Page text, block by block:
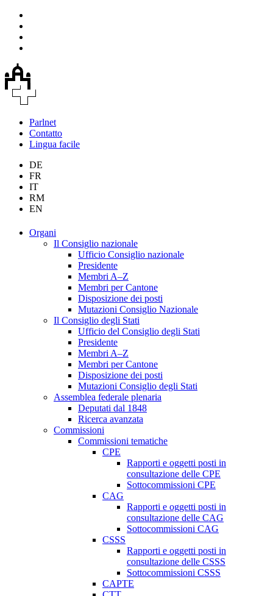
Parlnet
Contatto
Lingua facile
DE
FR
IT
RM
EN
Organi
Il Consiglio nazionale
Ufficio Consiglio nazionale
Presidente
Membri A–Z
Membri per Cantone
Disposizione dei posti
Mutazioni Consiglio Nazionale
Il Consiglio degli Stati
Ufficio del Consiglio degli Stati
Presidente
Membri A–Z
Membri per Cantone
Disposizione dei posti
Mutazioni Consiglio degli Stati
Assemblea federale plenaria
Deputati dal 1848
Ricerca avanzata
Commissioni
Commissioni tematiche
CPE
Rapporti e oggetti posti in
consultazione delle CPE
Sottocommissioni CPE
CAG
Rapporti e oggetti posti in
consultazione delle CAG
Sottocommissioni CAG
CSSS
Rapporti e oggetti posti in
consultazione delle CSSS
Sottocommissioni CSSS
CAPTE